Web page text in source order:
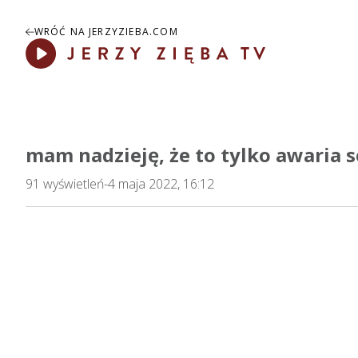
WRÓĆ NA JERZYZIEBA.COM
mam nadzieję, że to tylko awaria
91 wyświetleń-4 maja 2022, 16:12